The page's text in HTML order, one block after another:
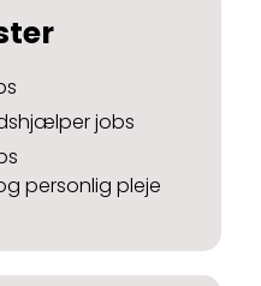
jobs
personlig pleje